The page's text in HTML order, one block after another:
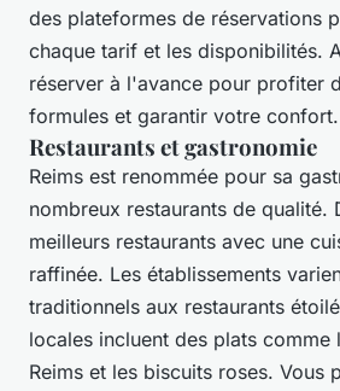
des plateformes de réservations
chaque tarif et les disponibilités.
réserver à l'avance pour profiter
formules et garantir votre confort.
Restaurants et gastronomie
Reims est renommée pour sa
nombreux restaurants de qualité.
meilleurs restaurants avec une
raffinée. Les établissements
traditionnels aux restaurants
locales incluent des plats comme
Reims et les biscuits roses. Vous